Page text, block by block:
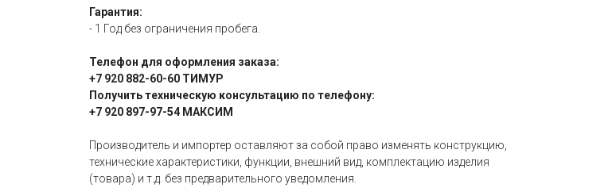
Гарантия:
- 1 Год без ограничения пробега.
Телефон для оформления заказа:
+7 920 882-60-60 ТИМУР
Получить техническую консультацию по телефону:
+7 920 897-97-54 МАКСИМ
Производитель и импортер оставляют за собой право изменять конструкцию,
технические характеристики, функции, внешний вид, комплектацию изделия
(товара) и т.д. без предварительного уведомления.